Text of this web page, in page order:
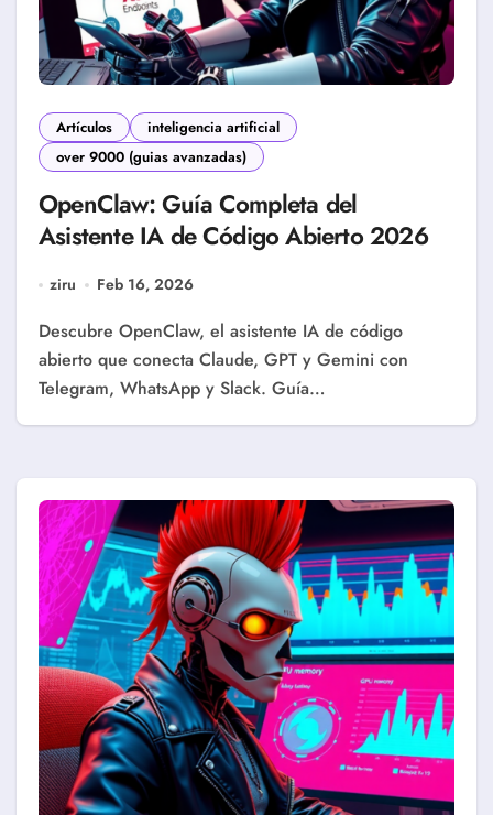
Artículos
inteligencia artificial
over 9000 (guias avanzadas)
OpenClaw: Guía Completa del
Asistente IA de Código Abierto 2026
ziru Feb 16, 2026
Descubre OpenClaw, el asistente IA de código
abierto que conecta Claude, GPT y Gemini con
Telegram, WhatsApp y Slack. Guía…